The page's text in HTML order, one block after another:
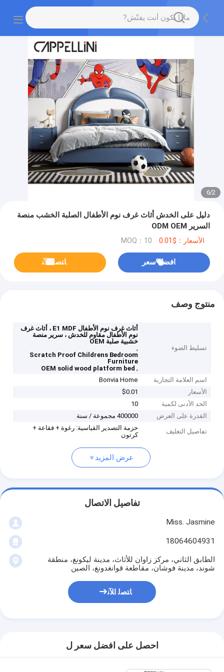
2
/
6
دليل على الخدش أثاث غرف نوم الأطفال الصلبة الخشب منصة
السرير ODM OEM
الأسعار：$0.01 MOQ：10
افضل سعر ﺎﺘﺼﻟ ﺍﻶﻧ
منتوج وصف
تسليط الضوء
أثاث غرف نوم الأطفال E1 MDF ، أثاث غرف
نوم الأطفال مقاوم للخدش ، سرير منصة
خشبية صلبة OEM
,
Scratch Proof Childrens Bedroom
Furniture
,
OEM solid wood platform bed
اسم العلامة التجارية
Bonvia Home
الأسعار
$0.01
الحد الأدنى لكمية
10
القدرة على العرض
400000 مجموعة / سنة
تفاصيل التغليف
حزمة التصدير القياسية: رغوة + فقاعة +
كرتون
عرض المزيد
تفاصيل الاتصال
Miss. Jasmine
18064604931
الطابق الثاني، مركز زاوان للأثاث، مدينة ليكونغ، منطقة
شوند، مدينة فوشان، مقاطعة قوانغدونغ، الصين
ﺎﺘﺼﻟ ﺍﻶﻧ
احصل على افضل سعر ل